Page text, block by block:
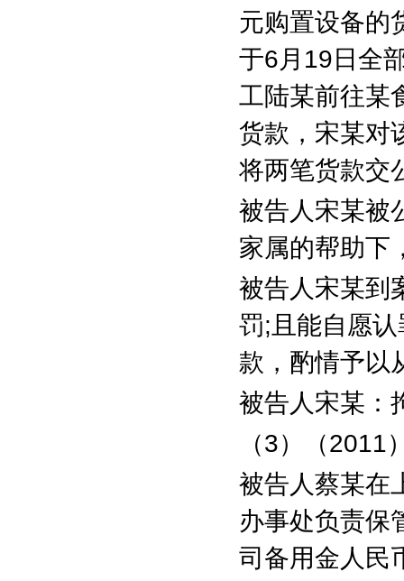
元购置设备的
于6月 19 日全
工陆某前往某
货款，宋某对
将两笔货款交
被告人宋某被
家属的帮助下
被告人宋某到
罚; 且能自愿
款，酌情予以
被告人宋某：
（3）（2011
被告人蔡某在
办事处负责保
司备用金人民